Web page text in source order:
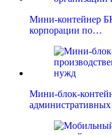
Мини-контейнер
корпорации по…
Мини-блок-